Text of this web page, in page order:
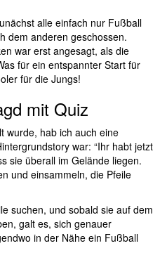
alle einfach nur Fußball
dem anderen geschossen.
war erst angesagt, als die
für ein entspannter Start für
für die Jungs!
mit Quiz
wurde, hab ich auch eine
war: “Ihr habt jetzt
sie überall im Gelände liegen.
und einsammeln, die Pfeile
suchen, und sobald sie auf dem
galt es, sich genauer
in der Nähe ein Fußball